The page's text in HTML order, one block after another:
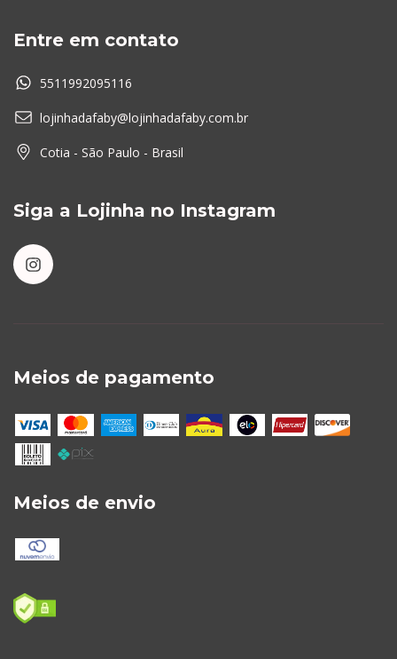
Entre em contato
5511992095116
lojinhadafaby@lojinhadafaby.com.br
Cotia - São Paulo - Brasil
Siga a Lojinha no Instagram
Meios de pagamento
Meios de envio